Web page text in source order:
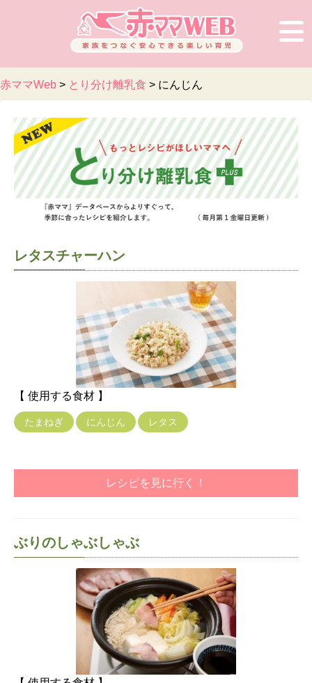
赤ママWeb > とり分け離乳食 > にんじん
レタスチャーハン
【 使用する食材 】
たまねぎ にんじん レタス
レシピを見に行く！
ぶりのしゃぶしゃぶ